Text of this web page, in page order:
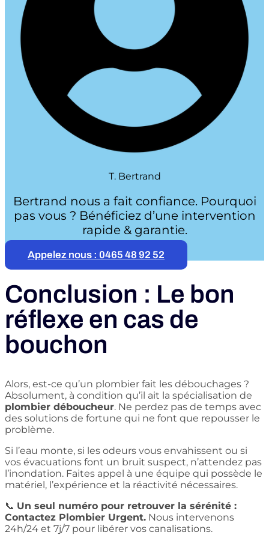
T. Bertrand
Bertrand nous a fait confiance. Pourquoi
pas vous ? Bénéficiez d’une intervention
rapide & garantie.
Appelez nous : 0465 48 92 52
Conclusion : Le bon
réflexe en cas de
bouchon
Alors, est-ce qu’un plombier fait les débouchages ?
Absolument, à condition qu’il ait la spécialisation de
plombier déboucheur. Ne perdez pas de temps avec
des solutions de fortune qui ne font que repousser le
problème.
Si l’eau monte, si les odeurs vous envahissent ou si
vos évacuations font un bruit suspect, n’attendez pas
l’inondation. Faites appel à une équipe qui possède le
matériel, l’expérience et la réactivité nécessaires.
📞 Un seul numéro pour retrouver la sérénité :
Contactez Plombier Urgent. Nous intervenons
24h/24 et 7j/7 pour libérer vos canalisations.